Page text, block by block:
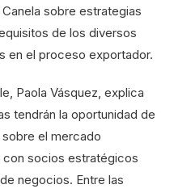
sobre estrategias
de los diversos
en el proceso exportador.
Paola Vásquez, explica
tendrán la oportunidad de
el mercado
socios estratégicos
negocios. Entre las